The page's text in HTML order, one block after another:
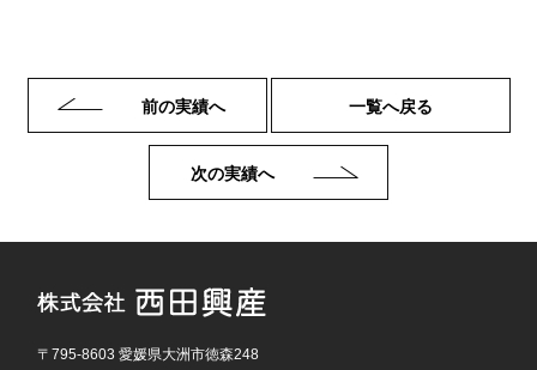
前の実績へ 一覧へ戻る
次の実績へ
〒795-8603 愛媛県大洲市徳森248